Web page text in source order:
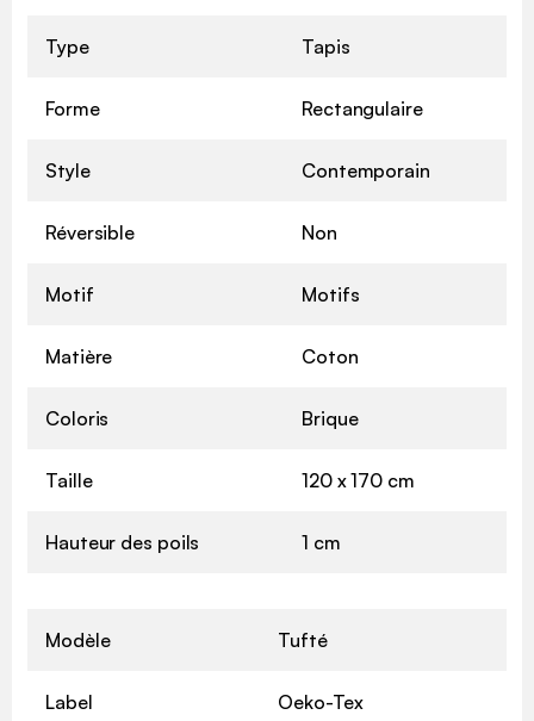
Type Tapis
Forme Rectangulaire
Style Contemporain
Réversible Non
Motif Motifs
Matière Coton
Coloris Brique
Taille 120 x 170 cm
Hauteur des poils 1 cm
Modèle Tufté
Label Oeko-Tex